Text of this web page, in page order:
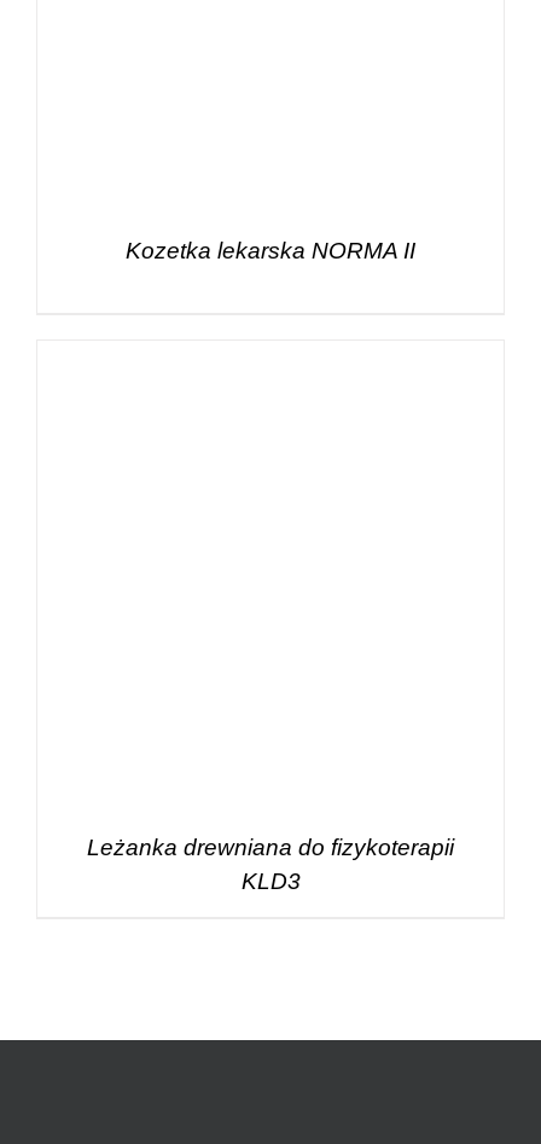
Kozetka lekarska NORMA II
Leżanka drewniana do fizykoterapii
KLD3